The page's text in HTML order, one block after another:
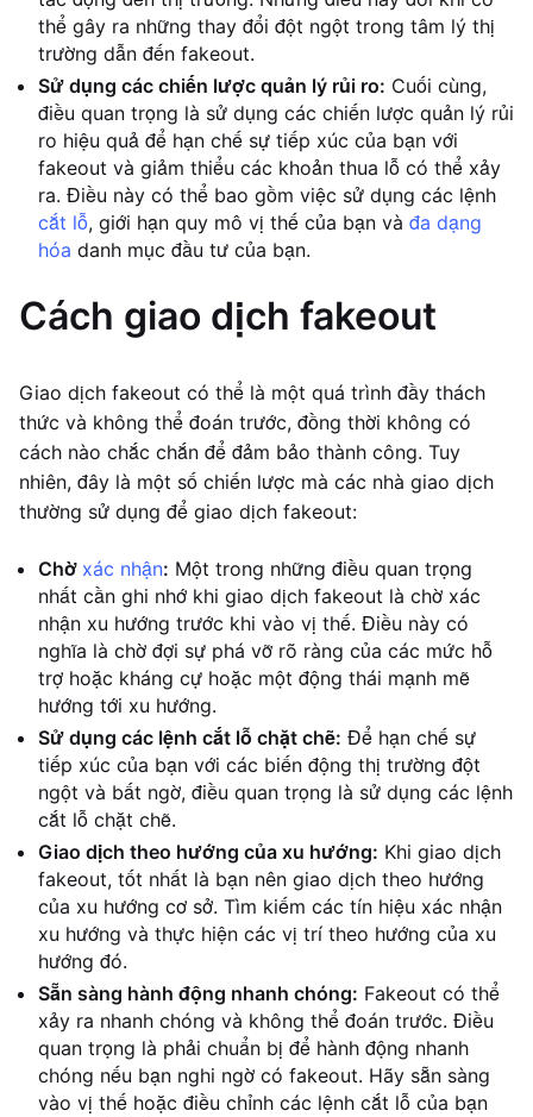
thể gây ra những thay đổi đột ngột trong tâm lý thị
trường dẫn đến fakeout.
Sử dụng các chiến lược quản lý rủi ro: Cuối cùng,
điều quan trọng là sử dụng các chiến lược quản lý rủi
ro hiệu quả để hạn chế sự tiếp xúc của bạn với
fakeout và giảm thiểu các khoản thua lỗ có thể xảy
ra. Điều này có thể bao gồm việc sử dụng các lệnh
cắt lỗ, giới hạn quy mô vị thế của bạn và đa dạng
hóa danh mục đầu tư của bạn.
Cách giao dịch fakeout
Giao dịch fakeout có thể là một quá trình đầy thách
thức và không thể đoán trước, đồng thời không có
cách nào chắc chắn để đảm bảo thành công. Tuy
nhiên, đây là một số chiến lược mà các nhà giao dịch
thường sử dụng để giao dịch fakeout:
Chờ xác nhận: Một trong những điều quan trọng
nhất cần ghi nhớ khi giao dịch fakeout là chờ xác
nhận xu hướng trước khi vào vị thế. Điều này có
nghĩa là chờ đợi sự phá vỡ rõ ràng của các mức hỗ
trợ hoặc kháng cự hoặc một động thái mạnh mẽ
hướng tới xu hướng.
Sử dụng các lệnh cắt lỗ chặt chẽ: Để hạn chế sự
tiếp xúc của bạn với các biến động thị trường đột
ngột và bất ngờ, điều quan trọng là sử dụng các lệnh
cắt lỗ chặt chẽ.
Giao dịch theo hướng của xu hướng: Khi giao dịch
fakeout, tốt nhất là bạn nên giao dịch theo hướng
của xu hướng cơ sở. Tìm kiếm các tín hiệu xác nhận
xu hướng và thực hiện các vị trí theo hướng của xu
hướng đó.
Sẵn sàng hành động nhanh chóng: Fakeout có thể
xảy ra nhanh chóng và không thể đoán trước. Điều
quan trọng là phải chuẩn bị để hành động nhanh
chóng nếu bạn nghi ngờ có fakeout. Hãy sẵn sàng
vào vị thế hoặc điều chỉnh các lệnh cắt lỗ của bạn